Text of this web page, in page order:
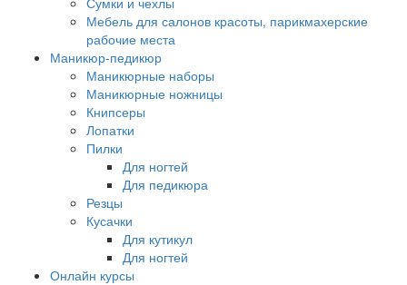
Мебель для салонов красоты, парикмахерские
рабочие места
Маникюр-педикюр
Маникюрные наборы
Маникюрные ножницы
Книпсеры
Лопатки
Пилки
Для ногтей
Для педикюра
Резцы
Кусачки
Для кутикул
Для ногтей
Онлайн курсы